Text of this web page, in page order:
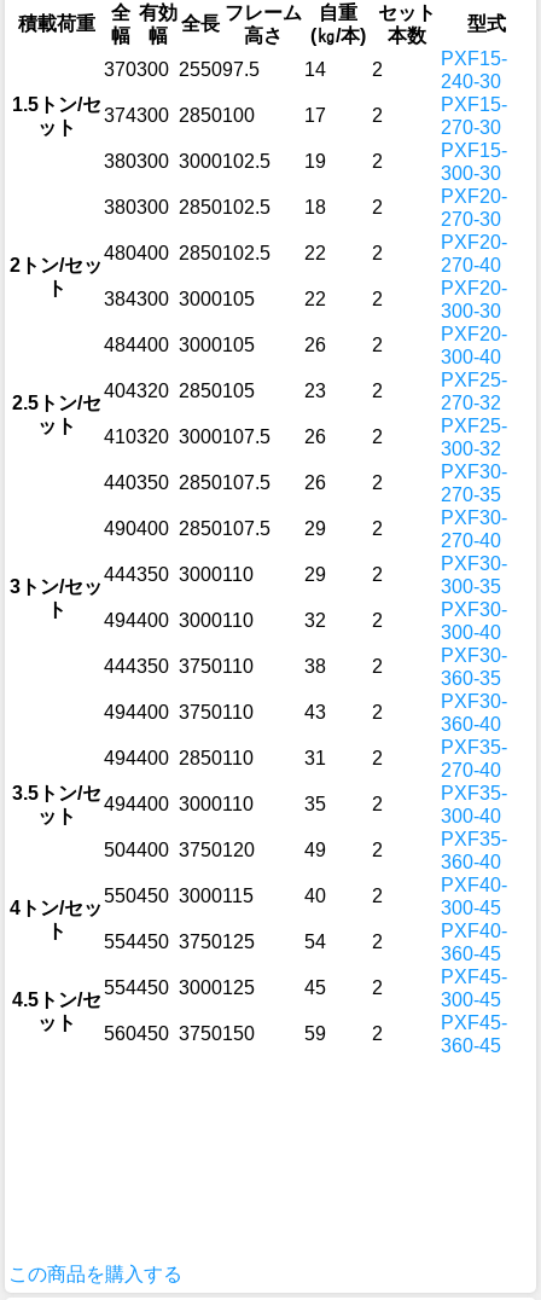
積載荷重
全
幅
有効
幅
全長
フレーム
高さ
自重
(㎏/本)
セット
本数
型式
1.5トン/セ
ット
370300 255097.5 14 2
PXF15-
240-30
374300 2850100 17 2
PXF15-
270-30
380300 3000102.5 19 2
PXF15-
300-30
2トン/セッ
ト
380300 2850102.5 18 2
PXF20-
270-30
480400 2850102.5 22 2
PXF20-
270-40
384300 3000105 22 2
PXF20-
300-30
484400 3000105 26 2
PXF20-
300-40
2.5トン/セ
ット
404320 2850105 23 2
PXF25-
270-32
410320 3000107.5 26 2
PXF25-
300-32
3トン/セッ
ト
440350 2850107.5 26 2
PXF30-
270-35
490400 2850107.5 29 2
PXF30-
270-40
444350 3000110 29 2
PXF30-
300-35
494400 3000110 32 2
PXF30-
300-40
444350 3750110 38 2
PXF30-
360-35
494400 3750110 43 2
PXF30-
360-40
3.5トン/セ
ット
494400 2850110 31 2
PXF35-
270-40
494400 3000110 35 2
PXF35-
300-40
504400 3750120 49 2
PXF35-
360-40
4トン/セッ
ト
550450 3000115 40 2
PXF40-
300-45
554450 3750125 54 2
PXF40-
360-45
4.5トン/セ
ット
554450 3000125 45 2
PXF45-
300-45
560450 3750150 59 2
PXF45-
360-45
この商品を購入する